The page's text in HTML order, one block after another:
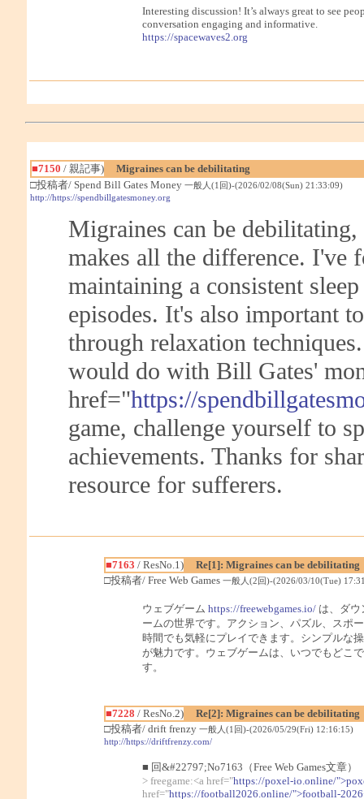
Interesting discussion! It’s always great to see
conversation engaging and informative.
https://spacewaves2.org
■7150 / 親記事)
Migraines can be debilitating
□投稿者/ Spend Bill Gates Money 一般人(1回)-(2026/02/08(Sun) 21:33:09)
http://https://spendbillgatesmoney.org
Migraines can be
makes all the difference. I've
maintaining a consistent
episodes. It's also important
through relaxation
would do with Bill Gates'
href="https://
game, challenge yourself to
achievements. Thanks for
resource for sufferers.
■7163 / ResNo.1)
Re[1]: Migraines can be debilitating
□投稿者/ Free Web Games 一般人(2回)-(2026/03/10(Tue)
ウェブゲーム https://freewebgames.io/は、ダウ
ームの世界です。アクション、パズル、スポ
時間でも気軽にプレイできます。シンプルな
が魅力です。ウェブゲームは、いつでもどこ
す。
■7228 / ResNo.2)
Re[2]: Migraines can be debilitating
□投稿者/ drift frenzy 一般人(1回)-(2026/05/29(Fri) 12:16:15)
http://https://driftfrenzy.com/
■ 回&#22797;No7163（Free Web Games文章）
> freegame:<a href="https://poxel-io.online/
href="https://football2026.online/">football-